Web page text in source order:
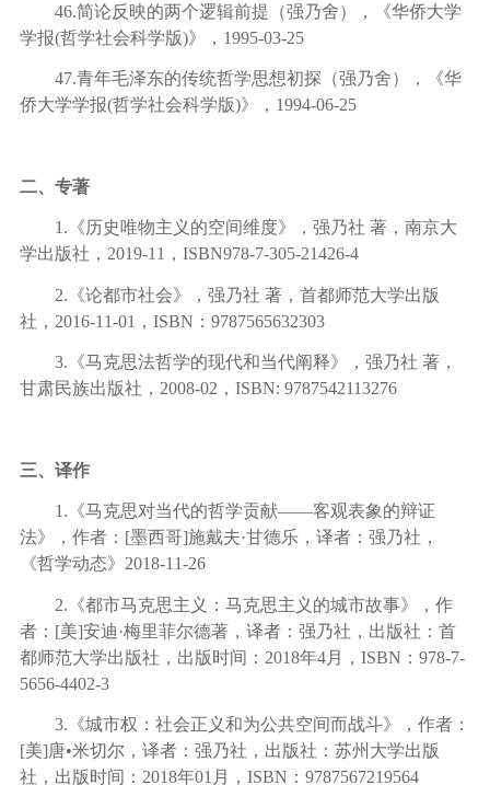
46.简论反映的两个逻辑前提（强乃舍），《华侨大学
学报(哲学社会科学版)》， 1995-03-25
47.青年毛泽东的传统哲学思想初探（强乃舍），《华
侨大学学报(哲学社会科学版)》， 1994-06-25
二、专著
1. 《历史唯物主义的空间维度》，强乃社 著，南京大
学出版社， 2019-11 ， ISBN978-7-305-21426-4
2. 《论都市社会》，强乃社 著，首都师范大学出版
社， 2016-11-01 ， ISBN ： 9787565632303
3. 《马克思法哲学的现代和当代阐释》，强乃社 著，
甘肃民族出版社， 2008-02 ， ISBN: 9787542113276
三、译作
1. 《马克思对当代的哲学贡献——客观表象的辩证
法》，作者： [墨西哥]施戴夫·甘德乐，译者：强乃社，
《哲学动态》 2018-11-26
2. 《都市马克思主义：马克思主义的城市故事》，作
者： [美]安迪 ·梅里菲尔德著，译者：强乃社，出版社：首
都师范大学出版社，出版时间： 2018年4月， ISBN ： 978-7-
5656-4402-3
3. 《城市权：社会正义和为公共空间而战斗》，作者：
[美]唐•米切尔，译者：强乃社，出版社：苏州大学出版
社，出版时间： 2018年01 月， ISBN ： 9787567219564